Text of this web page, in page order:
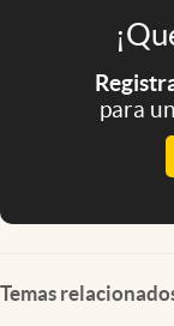
para
Temas